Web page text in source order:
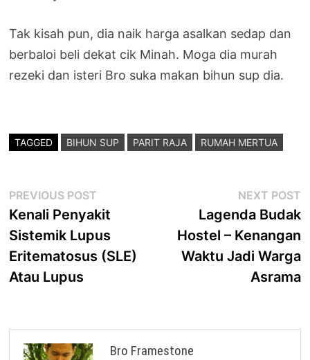
Tak kisah pun, dia naik harga asalkan sedap dan
berbaloi beli dekat cik Minah. Moga dia murah
rezeki dan isteri Bro suka makan bihun sup dia.
TAGGED BIHUN SUP PARIT RAJA RUMAH MERTUA
Post
navigation
PREVIOUS POST
post:
Kenali Penyakit
Sistemik Lupus
Eritematosus (SLE)
Atau Lupus
NEXT POST
Lagenda Budak
Hostel – Kenangan
Waktu Jadi Warga
Asrama
Bro Framestone